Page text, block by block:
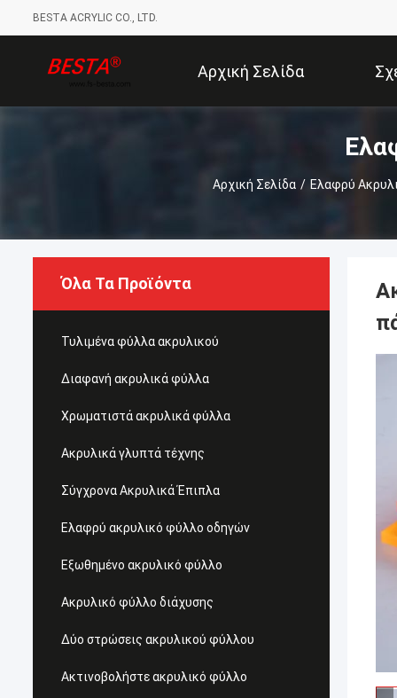
BESTA ACRYLIC CO., LTD.
Αρχική Σελίδα
Αρχική Σελίδα / Ελαφρύ
Όλα Τα Προϊόντα
Τυλιμένα φύλλα ακρυλικού
Διαφανή ακρυλικά φύλλα
Χρωματιστά ακρυλικά φύλλα
Ακρυλικά γλυπτά τέχνης
Σύγχρονα Ακρυλικά Έπιπλα
Ελαφρύ ακρυλικό φύλλο οδηγών
Εξωθημένο ακρυλικό φύλλο
Ακρυλικό φύλλο διάχυσης
Δύο στρώσεις ακρυλικού φύλλου
Ακτινοβολήστε ακρυλικό φύλλο